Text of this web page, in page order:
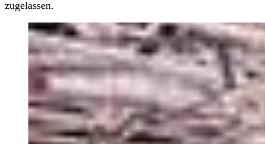
zugelassen.